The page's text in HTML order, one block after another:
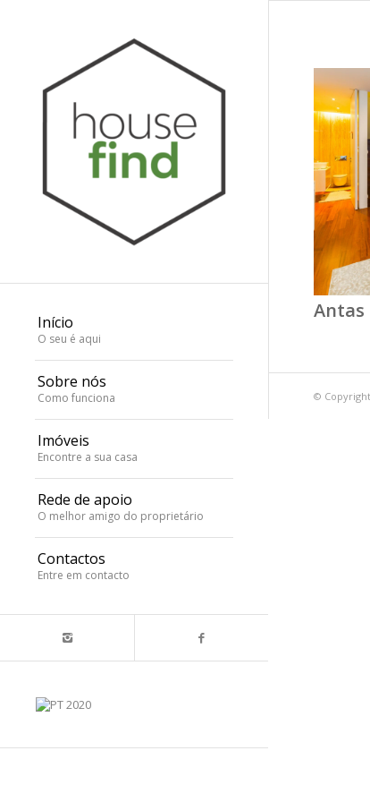
Início
O seu é aqui
Sobre nós
Como funciona
Imóveis
Encontre a sua casa
Rede de apoio
O melhor amigo do proprietário
Contactos
Entre em contacto
Antas
©